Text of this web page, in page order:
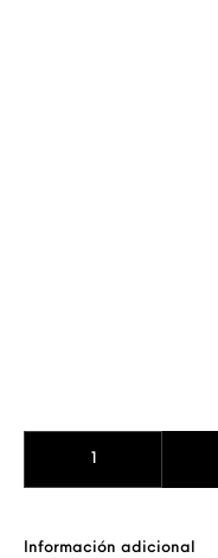
Información adicional